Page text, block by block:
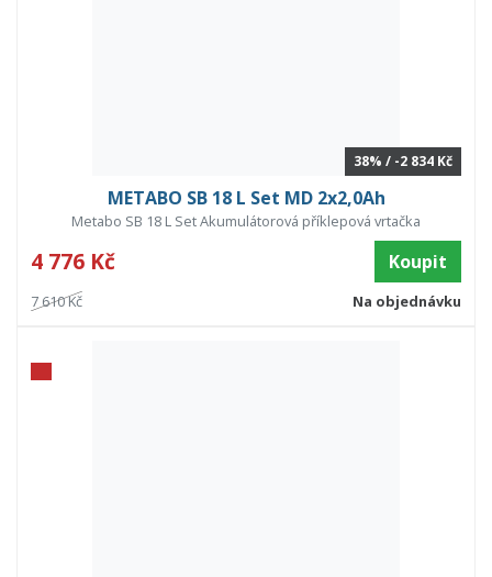
38% / -2 834 Kč
METABO SB 18 L Set MD 2x2,0Ah
Metabo SB 18 L Set Akumulátorová příklepová vrtačka
4 776 Kč Koupit
7 610 Kč Na objednávku